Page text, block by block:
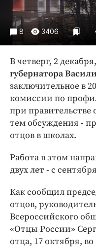
Экономика и
ПРОЕКТЫ
Издания
Медиаперсона
Интересное
Клиника года
Бренд года
Работодатель
8 3406
В четверг, 2
губернатора
заключительное в
комиссии по
при правительстве
тем обсуждения -
отцов в школах.
Работа в этом
двух лет - с
Как сообщил
отцов,
Всероссийского
«Отцы России»
отца, 17 октября,